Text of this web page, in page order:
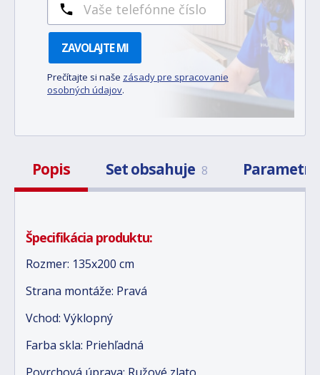
ZAVOLAJTE MI
Prečítajte si naše zásady pre spracovanie
osobných údajov.
Popis Set obsahuje 8 Parametre
Špecifikácia produktu:
Rozmer: 135x200 cm
Strana montáže: Pravá
Vchod: Výklopný
Farba skla: Priehľadná
Povrchová úprava: Ružové zlato